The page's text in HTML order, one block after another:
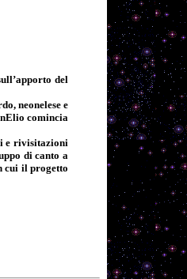
del
neonelese e
comincia
e rivisitazioni
di canto a
cui il progetto